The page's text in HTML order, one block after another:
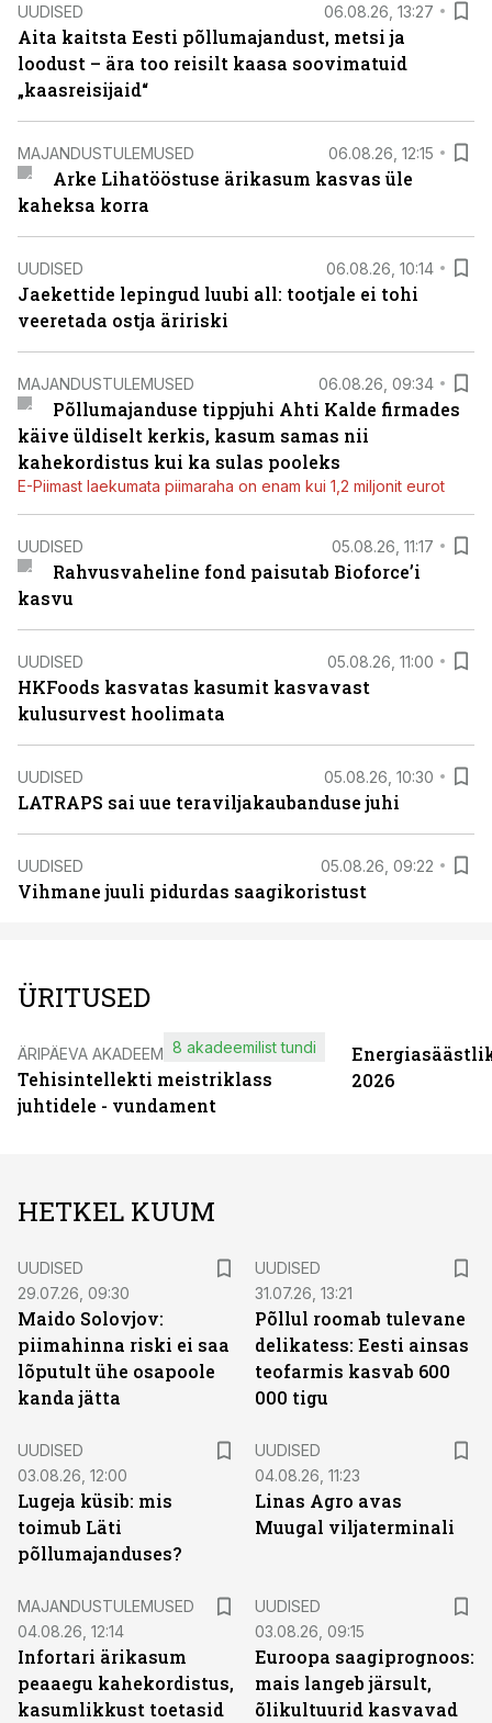
UUDISED 06.08.26, 13:27
Aita kaitsta Eesti põllumajandust, metsi ja
loodust – ära too reisilt kaasa soovimatuid
„kaasreisijaid“
MAJANDUSTULEMUSED 06.08.26, 12:15
Arke Lihatööstuse ärikasum kasvas üle
kaheksa korra
UUDISED 06.08.26, 10:14
Jaekettide lepingud luubi all: tootjale ei tohi
veeretada ostja äririski
MAJANDUSTULEMUSED 06.08.26, 09:34
Põllumajanduse tippjuhi Ahti Kalde firmades
käive üldiselt kerkis, kasum samas nii
kahekordistus kui ka sulas pooleks
E-Piimast laekumata piimaraha on enam kui 1,2 miljonit eurot
UUDISED 05.08.26, 11:17
Rahvusvaheline fond paisutab Bioforce’i
kasvu
UUDISED 05.08.26, 11:00
HKFoods kasvatas kasumit kasvavast
kulusurvest hoolimata
UUDISED 05.08.26, 10:30
LATRAPS sai uue teraviljakaubanduse juhi
UUDISED 05.08.26, 09:22
Vihmane juuli pidurdas saagikoristust
ÜRITUSED
ÄRIPÄEVA AKADEEMIA
Tehisintellekti meistriklass
juhtidele - vundament
8 akadeemilist tundi
2026
HETKEL KUUM
UUDISED
29.07.26, 09:30
Maido Solovjov:
piimahinna riski ei saa
lõputult ühe osapoole
kanda jätta
UUDISED
31.07.26, 13:21
Põllul roomab tulevane
delikatess: Eesti ainsas
teofarmis kasvab 600
000 tigu
UUDISED
03.08.26, 12:00
Lugeja küsib: mis
toimub Läti
põllumajanduses?
UUDISED
04.08.26, 11:23
Linas Agro avas
Muugal viljaterminali
MAJANDUSTULEMUSED
04.08.26, 12:14
Infortari ärikasum
peaaegu kahekordistus,
kasumlikkust toetasid
UUDISED
03.08.26, 09:15
Euroopa saagiprognoos:
mais langeb järsult,
õlikultuurid kasvavad